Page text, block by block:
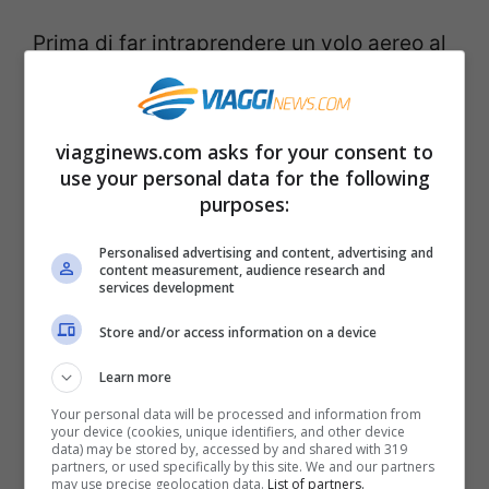
Prima di far intraprendere un volo aereo al
vostro amico a quattro zampe è bene che
veterinario lo visitiper valutare le sue
condizioni di salute. Inoltre ricordatevi che
alcune razze di cani e gatti, cosiddetta
condizione della stiva. In ogni caso in stiva
qualsiasi animale non abituato ai viaggi e
allo stare da solo in gabbia potrebbe
soffrire molto e affaticarsi.
Alitalia ricorda anche di offrire al proprio
cane e gatto dellecondizioni di comfort,
viagginews.com asks for your consent to
use your personal data for the following
purposes:
Personalised advertising and content, advertising and
content measurement, audience research and
services development
Store and/or access information on a device
Learn more
Your personal data will be processed and information from
your device (cookies, unique identifiers, and other device
data) may be stored by, accessed by and shared with 319
partners, or used specifically by this site. We and our partners
may use precise geolocation data. List of partners.